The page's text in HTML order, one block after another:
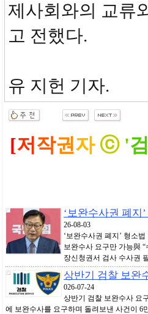
제사회와의 교류
고 전했다.
유 지헌 기자.
[저 작권자 ⓒ '검
‘보완수사권 폐
26-08-03
‘보완수사권 폐지’ 형소
보완수사 요구만 가능與
장신청권서 검사 수사권
상반기 검찰 보완
026-07-24
상반기 검찰 보완수사 요
에 보완수사를 요구하며 돌려보낸 사건이 6